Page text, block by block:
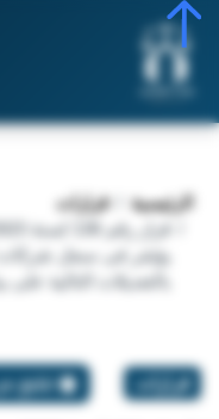
الرئيسية
قرارات
يؤشر فى سجل شركات
بالتعديلات التالية
قرارات تبليغ